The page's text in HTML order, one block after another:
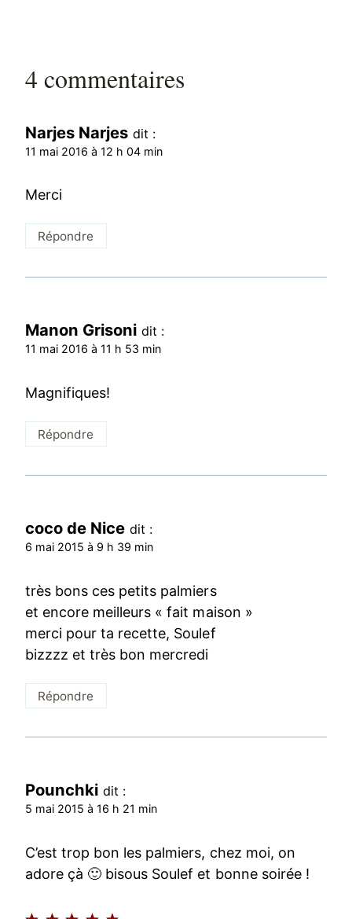
4 commentaires
Narjes Narjes dit :
11 mai 2016 à 12 h 04 min
Merci
Répondre
Manon Grisoni dit :
11 mai 2016 à 11 h 53 min
Magnifiques!
Répondre
coco de Nice dit :
6 mai 2015 à 9 h 39 min
très bons ces petits palmiers
et encore meilleurs « fait maison »
merci pour ta recette, Soulef
bizzzz et très bon mercredi
Répondre
Pounchki dit :
5 mai 2015 à 16 h 21 min
C’est trop bon les palmiers, chez moi, on
adore çà 🙂 bisous Soulef et bonne soirée !